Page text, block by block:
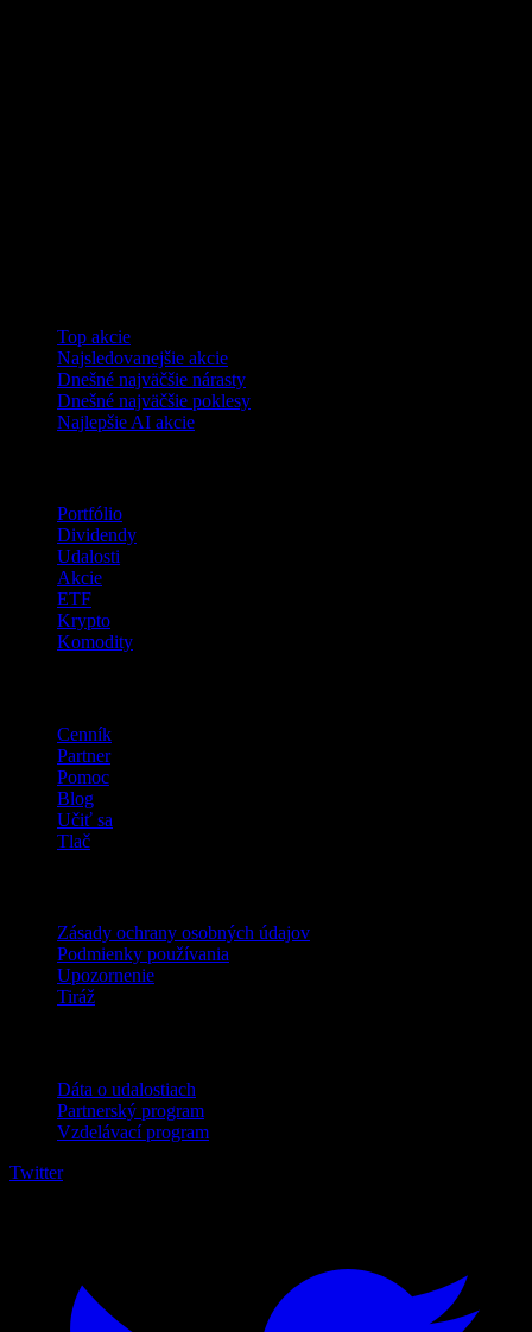
Top akcie
Najsledovanejšie akcie
Dnešné najväčšie nárasty
Dnešné najväčšie poklesy
Najlepšie AI akcie
Portfólio
Dividendy
Udalosti
Akcie
ETF
Krypto
Komodity
Cenník
Partner
Pomoc
Blog
Učiť sa
Tlač
Zásady ochrany osobných údajov
Podmienky používania
Upozornenie
Tiráž
Dáta o udalostiach
Partnerský program
Vzdelávací program
Twitter